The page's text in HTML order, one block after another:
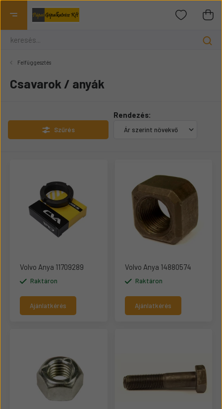
Felfüggesztés
Csavarok / anyák
Szűrés
Rendezés:
Volvo Anya 11709289
Raktáron
Ajánlatkérés
Volvo Anya 14880574
Raktáron
Ajánlatkérés